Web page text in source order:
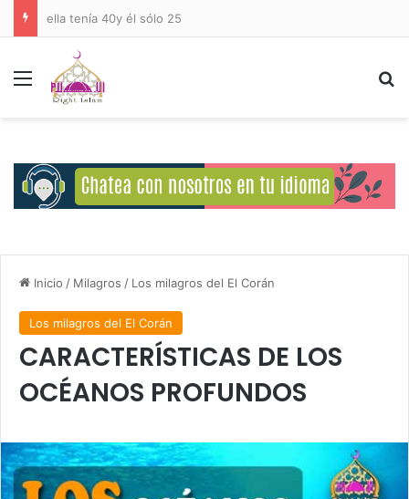
Deberes del Ser Humano Hacia Allah
Menú
Inicio / Milagros / Los milagros del El Corán
Los milagros del El Corán
CARACTERÍSTICAS DE LOS
OCÉANOS PROFUNDOS